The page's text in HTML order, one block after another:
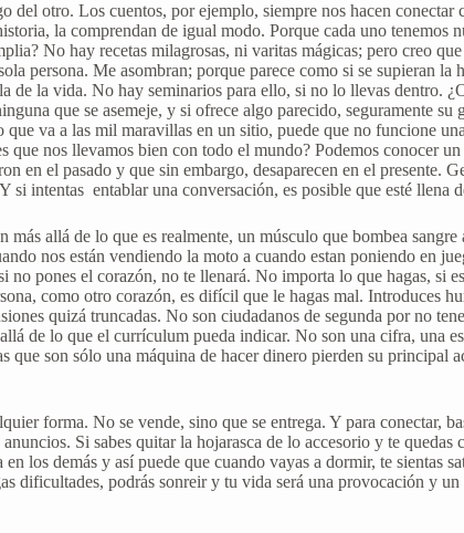
del otro. Los cuentos, por ejemplo, siempre nos hacen
la comprendan de igual modo. Porque cada uno
No hay recetas milagrosas, ni varitas mágicas; pero creo
persona. Me asombran; porque parece como si se supieran
de la vida. No hay seminarios para ello, si no lo llevas dentro.
que se asemeje, y si ofrece algo parecido, seguramente
va a las mil maravillas en un sitio, puede que no funcione
que nos llevamos bien con todo el mundo? Podemos conocer
en el pasado y que sin embargo, desaparecen en el presente.
si intentas entablar una conversación, es posible que esté llena
allá de lo que es realmente, un músculo que bombea
nos están vendiendo la moto a cuando estan poniendo en
pones el corazón, no te llenará. No importa lo que hagas, si
como otro corazón, es difícil que le hagas mal. Introduces
quizá truncadas. No son ciudadanos de segunda por no
de lo que el currículum pueda indicar. No son una cifra, una
que son sólo una máquina de hacer dinero pierden su
forma. No se vende, sino que se entrega. Y para conectar,
Si sabes quitar la hojarasca de lo accesorio y te
los demás y así puede que cuando vayas a dormir, te
dificultades, podrás sonreir y tu vida será una provocación y